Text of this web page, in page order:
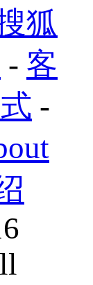
狐
- 客
-